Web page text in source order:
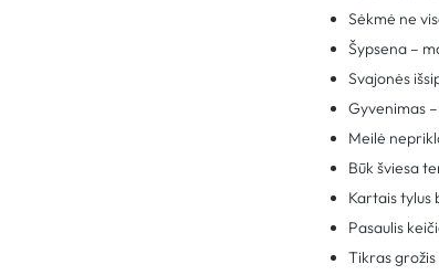
Sėkmė ne
Šypsena –
Svajonės
Gyvenimas
Meilė
Būk šviesa
Kartais tylus
Pasaulis
Tikras